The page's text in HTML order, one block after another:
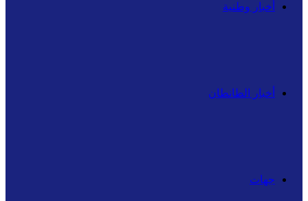
أخبار وطنية
أخبار الطانطان
جهات